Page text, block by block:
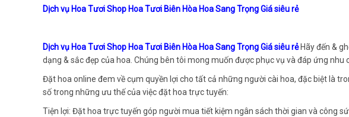
Dịch vụ Hoa Tươi Shop Hoa Tươi Biên Hòa Hoa Sang Trọng Giá siêu rẻ
Dịch vụ Hoa Tươi Shop Hoa Tươi Biên Hòa Hoa Sang Trọng Giá siêu rẻ Hãy đến &
dạng & sắc đẹp của hoa. Chúng bên tôi mong muốn được phục vụ và đáp ứng nhu
Đặt hoa online đem về cụm quyền lợi cho tất cả những người cài hoa, đặc biệt là
số trong những ưu thế của việc đặt hoa trực tuyến:
Tiện lợi: Đặt hoa trực tuyến góp người mua tiết kiệm ngân sách thời gian và công